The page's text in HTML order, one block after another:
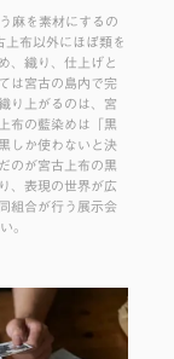
麻を素材にするの
布以外にほぼ類を
、織り、仕上げと
は宮古の島内で完
り上がるのは、宮
布の藍染めは「黒
しか使わないと決
のが宮古上布の黒
、表現の世界が広
組合が行う展示会
。